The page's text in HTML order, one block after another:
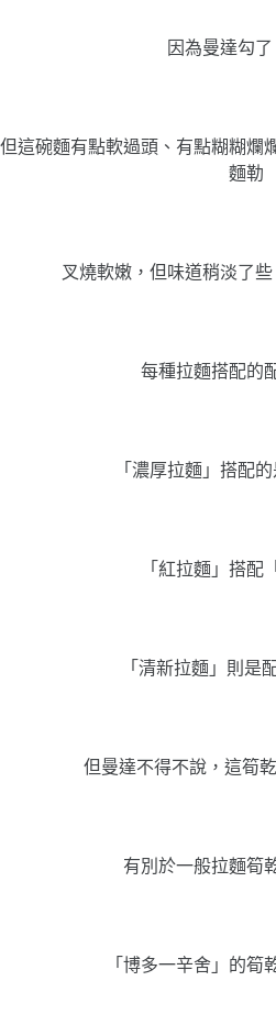
因為曼達勾了
但這碗麵有點軟過頭、有點糊糊爛
麵勒
叉燒軟嫩，但味道稍淡了
每種拉麵搭配的
「濃厚拉麵」搭配的
「紅拉麵」搭配
「清新拉麵」則是
但曼達不得不說，這筍
有別於一般拉麵筍
「博多一辛舍」的筍